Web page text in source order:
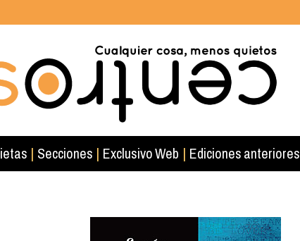
| Secciones | Exclusivo Web | Ediciones anteriores